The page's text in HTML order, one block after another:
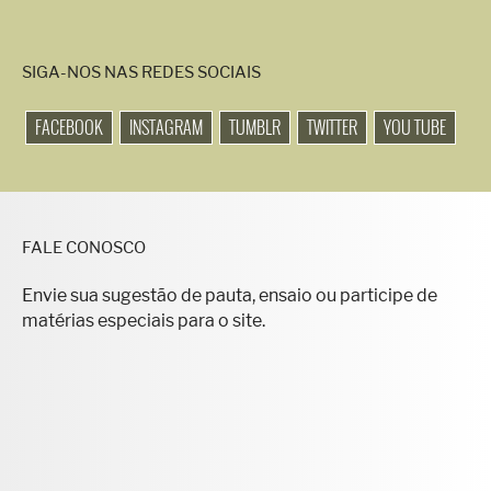
SIGA-NOS NAS REDES SOCIAIS
FACEBOOK INSTAGRAM TUMBLR TWITTER YOU TUBE
FALE CONOSCO
Envie sua sugestão de pauta, ensaio ou participe de
matérias especiais para o site.